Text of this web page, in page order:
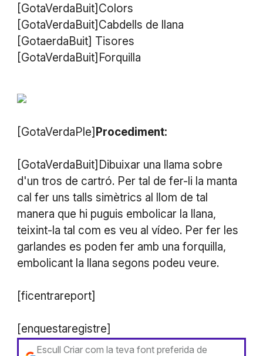
[GotaVerdaBuit]Colors
[GotaVerdaBuit]Cabdells de llana
[GotaerdaBuit] Tisores
[GotaVerdaBuit]Forquilla
[GotaVerdaPle] Procediment:
[GotaVerdaBuit]Dibuixar una llama sobre
d'un tros de cartró. Per tal de fer-li la manta
cal fer uns talls simètrics al llom de tal
manera que hi puguis embolicar la llana,
teixint-la tal com es veu al vídeo. Per fer les
garlandes es poden fer amb una forquilla,
embolicant la llana segons podeu veure.
[ficentrareport]
[enquestaregistre]
Escull Criar com la teva font preferida de